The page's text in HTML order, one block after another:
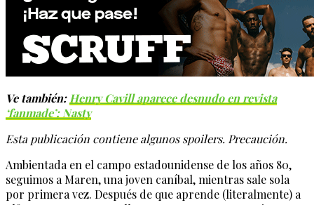
Ve también: Henry Cavill aparece desnudo en revista
‘fanmade’: Nasty
Esta publicación contiene algunos spoilers. Precaución.
Ambientada en el campo estadounidense de los años 80,
seguimos a Maren, una joven caníbal, mientras sale sola
por primera vez. Después de que aprende (literalmente) a